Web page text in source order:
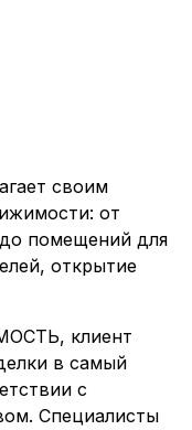
своим
от
помещений для
открытие
клиент
в самый
с
Специалисты